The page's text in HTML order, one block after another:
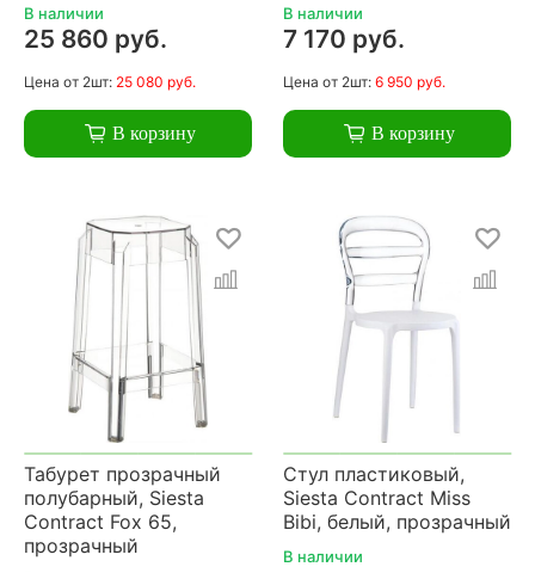
В наличии
25 860 руб.
Цена от 2шт: 25 080 руб.
В корзину
В наличии
7 170 руб.
Цена от 2шт: 6 950 руб.
В корзину
Табурет прозрачный
полубарный, Siesta
Contract Fox 65,
прозрачный
Стул пластиковый,
Siesta Contract Miss
Bibi, белый, прозрачный
В наличии